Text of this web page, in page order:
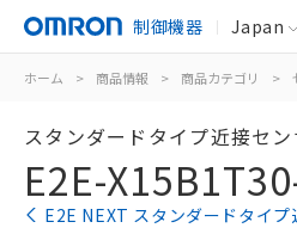
制御機器 Japan
ホーム > 商品情報 > 商品カテゴリ >
スタンダードタイプ近接セ
E2E-
E2E NEXT スタンダードタイプ